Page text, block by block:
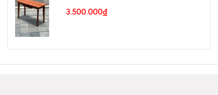
3.500.000₫